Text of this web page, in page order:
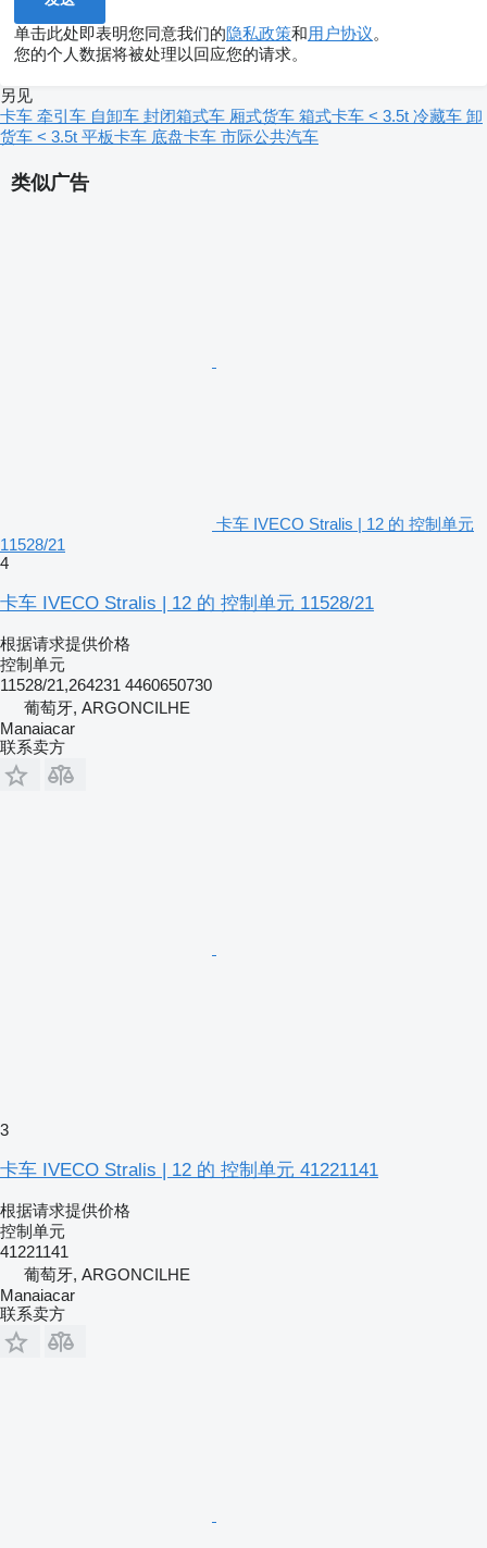
单击此处即表明您同意我们的隐私政策和用户协议。
您的个人数据将被处理以回应您的请求。
类似广告
卡车 IVECO Stralis | 12 的 控制单元
11528/21
4
卡车 IVECO Stralis | 12 的 控制单元 11528/21
根据请求提供价格
控制单元
11528/21,264231 4460650730
葡萄牙, ARGONCILHE
Manaiacar
联系卖方
3
卡车 IVECO Stralis | 12 的 控制单元 41221141
根据请求提供价格
控制单元
41221141
葡萄牙, ARGONCILHE
Manaiacar
联系卖方
另见
卡车 牵引车 自卸车 封闭箱式车 厢式货车 箱式卡车 < 3.5t 冷藏车 卸
货车 < 3.5t 平板卡车 底盘卡车 市际公共汽车